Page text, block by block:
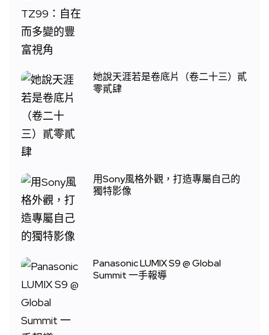
她說天涯若是卷底片（卷二十三）貳
零貳肆
用Sony風格外觀，打造專屬自己的
獨特影像
Panasonic LUMIX S9 @ Global
Summit 一手報導